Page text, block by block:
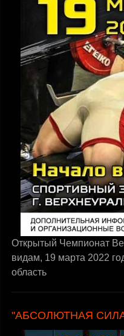
Открытый Чемпионат
видам, 19 марта 2022
область
"АБСОЛЮТНАЯ